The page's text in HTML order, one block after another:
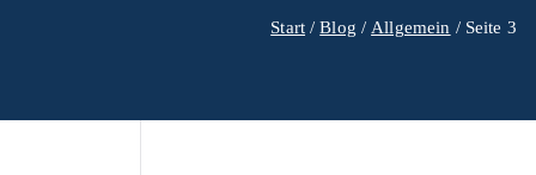
Start Blog Allgemein Seite 3